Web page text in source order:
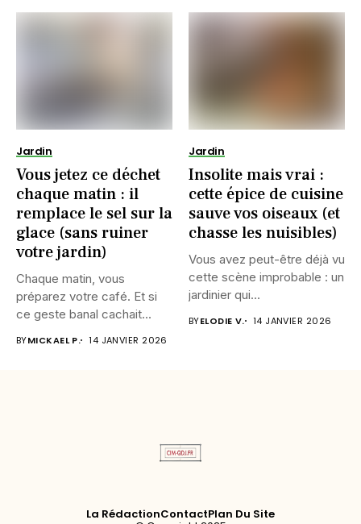
Jardin
Vous jetez ce déchet
chaque matin : il
remplace le sel sur la
glace (sans ruiner
votre jardin)
Chaque matin, vous
préparez votre café. Et si
ce geste banal cachait...
BYMICKAEL P. 14 JANVIER 2026
Jardin
Insolite mais vrai :
cette épice de cuisine
sauve vos oiseaux (et
chasse les nuisibles)
Vous avez peut-être déjà vu
cette scène improbable : un
jardinier qui...
BYELODIE V. 14 JANVIER 2026
La RédactionContactPlan Du Site